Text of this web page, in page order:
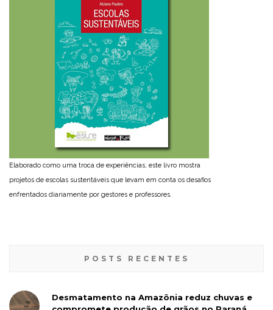
Elaborado como uma troca de experiências, este livro mostra
projetos de escolas sustentáveis que levam em conta os desafios
enfrentados diariamente por gestores e professores.
POSTS RECENTES
Desmatamento na Amazônia reduz chuvas e